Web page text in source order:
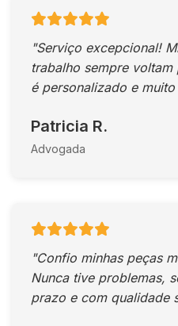
"Serviço excepcional!
trabalho sempre
é personalizado e
Patricia R.
Advogada
"Confio minhas peças
Nunca tive problemas,
prazo e com qualidade